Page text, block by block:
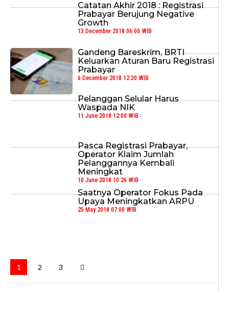
Catatan Akhir 2018 : Registrasi
Prabayar Berujung Negative
Growth
13 December 2018 06:00 WIB
Gandeng Bareskrim, BRTI
Keluarkan Aturan Baru Registrasi
Prabayar
6 December 2018 12:30 WIB
Pelanggan Selular Harus
Waspada NIK
11 June 2018 12:00 WIB
Pasca Registrasi Prabayar,
Operator Klaim Jumlah
Pelanggannya Kembali
Meningkat
10 June 2018 10:26 WIB
Saatnya Operator Fokus Pada
Upaya Meningkatkan ARPU
25 May 2018 07:00 WIB
1 2 3